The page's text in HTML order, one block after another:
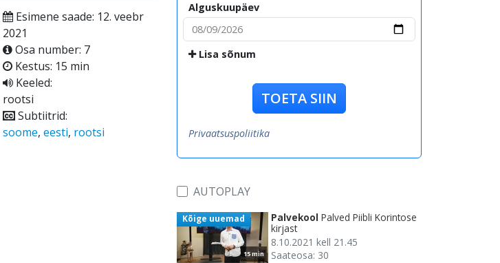
Esimene saade: 12. veebr
2021
Osa number: 7
Kestus: 15 min
Keeled:
rootsi
Subtiitrid:
soome, eesti, rootsi
Alguskuupäev
Lisa sõnum
TOETA SIIN
Privaatsuspoliitika
AUTOPLAY
15 min
Kõige uuemad Palvekool Palved Piibli Korintose
kirjast
8.10.2021 kell 21.45
Saateosa: 30